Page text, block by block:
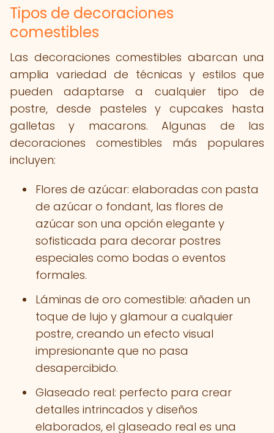
Tipos de decoraciones
comestibles
Las decoraciones comestibles abarcan una
amplia variedad de técnicas y estilos que
pueden adaptarse a cualquier tipo de
postre, desde pasteles y cupcakes hasta
galletas y macarons. Algunas de las
decoraciones comestibles más populares
incluyen:
Flores de azúcar: elaboradas con pasta
de azúcar o fondant, las flores de
azúcar son una opción elegante y
sofisticada para decorar postres
especiales como bodas o eventos
formales.
Láminas de oro comestible: añaden un
toque de lujo y glamour a cualquier
postre, creando un efecto visual
impresionante que no pasa
desapercibido.
Glaseado real: perfecto para crear
detalles intrincados y diseños
elaborados, el glaseado real es una